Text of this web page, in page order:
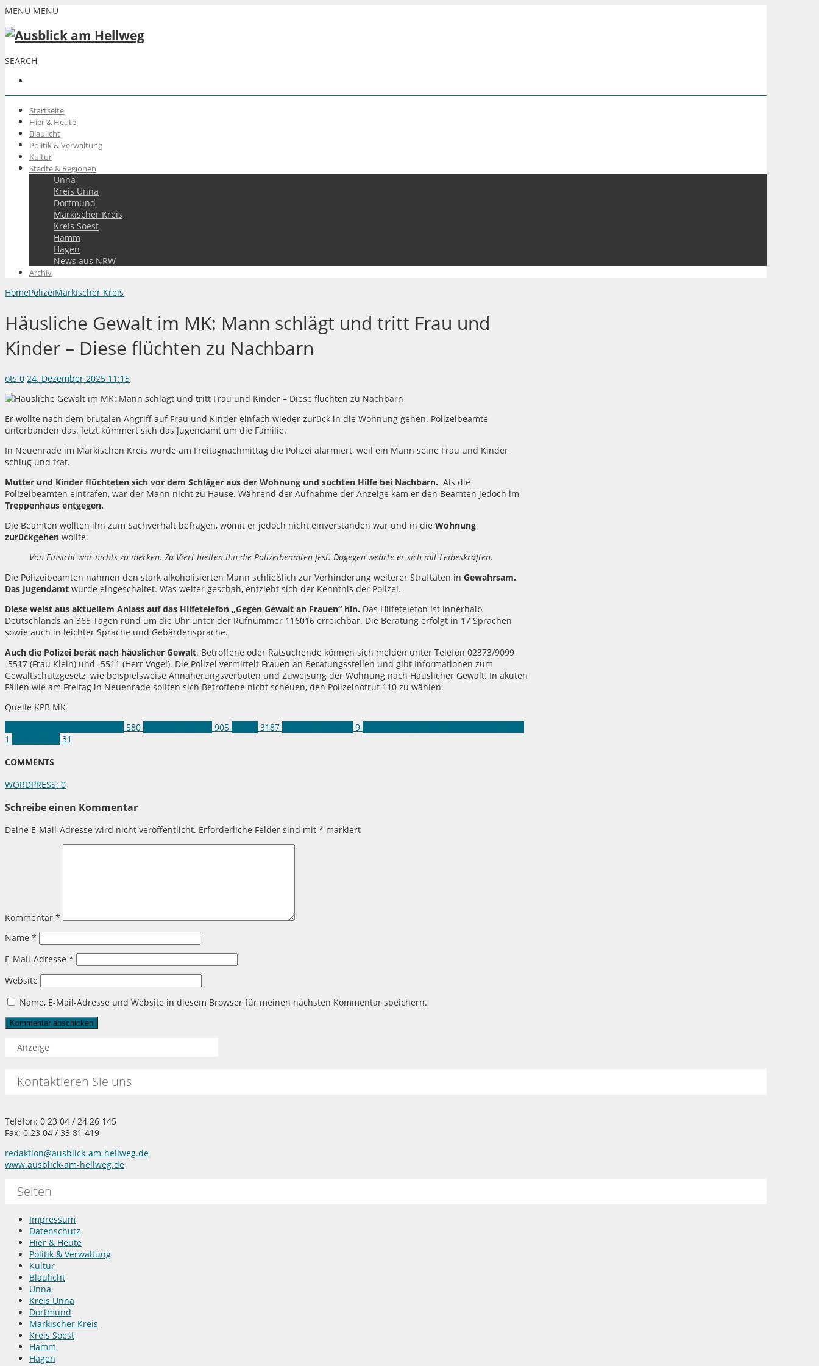
MENU MENU
SEARCH
Startseite
Hier & Heute
Blaulicht
Politik & Verwaltung
Kultur
Städte & Regionen
Unna
Kreis Unna
Dortmund
Märkischer Kreis
Kreis Soest
Hamm
Hagen
News aus NRW
Archiv
HomePolizeiMärkischer Kreis
Häusliche Gewalt im MK: Mann schlägt und tritt Frau und
Kinder – Diese flüchten zu Nachbarn
ots 0 24. Dezember 2025 11:15
Er wollte nach dem brutalen Angriff auf Frau und Kinder einfach wieder zurück in die Wohnung gehen. Polizeibeamte
unterbanden das. Jetzt kümmert sich das Jugendamt um die Familie.
In Neuenrade im Märkischen Kreis wurde am Freitagnachmittag die Polizei alarmiert, weil ein Mann seine Frau und Kinder
schlug und trat.
Mutter und Kinder flüchteten sich vor dem Schläger aus der Wohnung und suchten Hilfe bei Nachbarn. Als die
Polizeibeamten eintrafen, war der Mann nicht zu Hause. Während der Aufnahme der Anzeige kam er den Beamten jedoch im
Treppenhaus entgegen.
Die Beamten wollten ihn zum Sachverhalt befragen, womit er jedoch nicht einverstanden war und in die Wohnung
zurückgehen wollte.
Von Einsicht war nichts zu merken. Zu Viert hielten ihn die Polizeibeamten fest. Dagegen wehrte er sich mit Leibeskräften.
Die Polizeibeamten nahmen den stark alkoholisierten Mann schließlich zur Verhinderung weiterer Straftaten in Gewahrsam.
Das Jugendamt wurde eingeschaltet. Was weiter geschah, entzieht sich der Kenntnis der Polizei.
Diese weist aus aktuellem Anlass auf das Hilfetelefon „Gegen Gewalt an Frauen“ hin. Das Hilfetelefon ist innerhalb
Deutschlands an 365 Tagen rund um die Uhr unter der Rufnummer 116016 erreichbar. Die Beratung erfolgt in 17 Sprachen
sowie auch in leichter Sprache und Gebärdensprache.
Auch die Polizei berät nach häuslicher Gewalt. Betroffene oder Ratsuchende können sich melden unter Telefon 02373/9099
-5517 (Frau Klein) und -5511 (Herr Vogel). Die Polizei vermittelt Frauen an Beratungsstellen und gibt Informationen zum
Gewaltschutzgesetz, wie beispielsweise Annäherungsverboten und Zuweisung der Wohnung nach Häuslicher Gewalt. In akuten
Fällen wie am Freitag in Neuenrade sollten sich Betroffene nicht scheuen, den Polizeinotruf 110 zu wählen.
Quelle KPB MK
580 905 3187 9
1
31
COMMENTS
WORDPRESS: 0
Schreibe einen Kommentar
Deine E-Mail-Adresse wird nicht veröffentlicht. Erforderliche Felder sind mit * markiert
Kommentar *
Name *
E-Mail-Adresse *
Website
Name, E-Mail-Adresse und Website in diesem Browser für meinen nächsten Kommentar speichern.
Anzeige
Kontaktieren Sie uns
Telefon: 0 23 04 / 24 26 145
Fax: 0 23 04 / 33 81 419
redaktion@ausblick-am-hellweg.de
www.ausblick-am-hellweg.de
Seiten
Impressum
Datenschutz
Hier & Heute
Politik & Verwaltung
Kultur
Blaulicht
Unna
Kreis Unna
Dortmund
Märkischer Kreis
Kreis Soest
Hamm
Hagen